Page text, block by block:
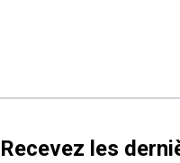
Recevez les